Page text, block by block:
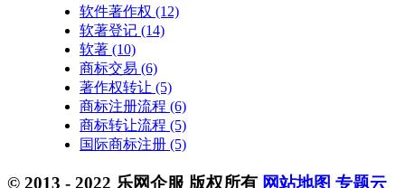
软件著作权 (12)
软著登记 (14)
软著 (10)
商标交易 (6)
著作权转让 (5)
商标注册流程 (6)
商标转让流程 (5)
国际商标注册 (5)
© 2013 - 2022 乐网企服 版权所有 网站地图 专题云